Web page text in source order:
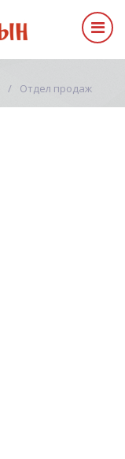
Отдел продаж